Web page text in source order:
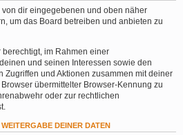
von dir eingegebenen und oben näher
um das Board betreiben und anbieten zu
im Rahmen einer
und seinen Interessen sowie den
Zugriffen und Aktionen zusammen mit deiner
übermittelter Browser-Kennung zu
oder zur rechtlichen
DEINER DATEN